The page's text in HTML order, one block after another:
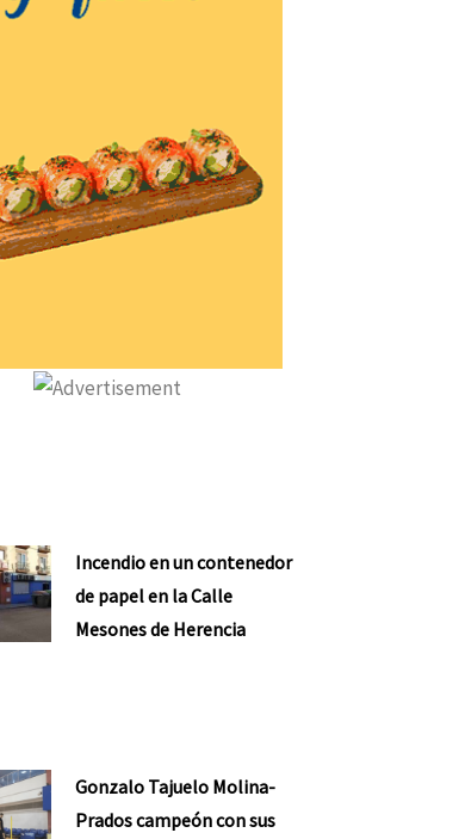
Incendio en un contenedor
de papel en la Calle
Mesones de Herencia
Gonzalo Tajuelo Molina-
Prados campeón con sus